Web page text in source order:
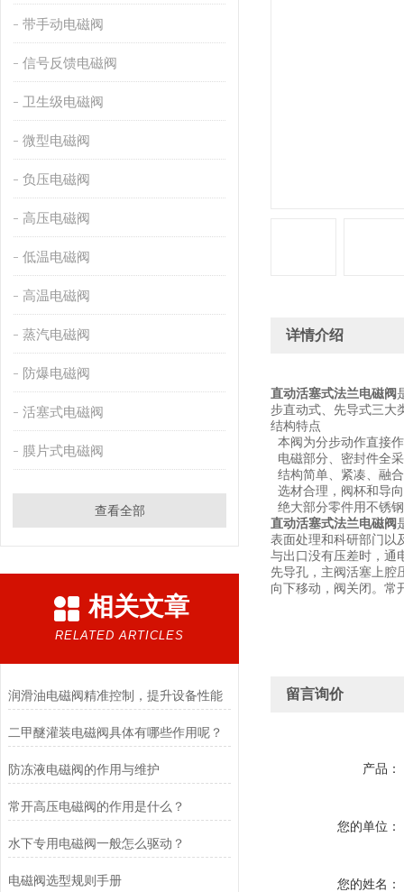
带手动电磁阀
信号反馈电磁阀
卫生级电磁阀
微型电磁阀
负压电磁阀
高压电磁阀
低温电磁阀
高温电磁阀
蒸汽电磁阀
防爆电磁阀
活塞式电磁阀
膜片式电磁阀
查看全部
相关文章
RELATED ARTICLES
润滑油电磁阀精准控制，提升设备性能
二甲醚灌装电磁阀具体有哪些作用呢？
防冻液电磁阀的作用与维护
常开高压电磁阀的作用是什么？
水下专用电磁阀一般怎么驱动？
电磁阀选型规则手册
详情介绍
直动活塞式法兰电磁阀
步直动式、先导式三大
结构特点
本阀为分步动作直接
电磁部分、密封件全
结构简单、紧凑、融
选材合理，阀杯和导
绝大部分零件用不锈
直动活塞式法兰电磁阀
表面处理和科研部门以
与出口没有压差时，通
先导孔，主阀活塞上腔
向下移动，阀关闭。常
留言询价
产品：
您的单位：
您的姓名：